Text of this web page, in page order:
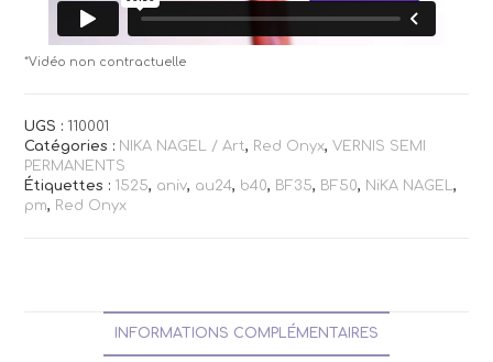
*Vidéo non contractuelle
UGS : 110001
Catégories : NIKA NAGEL / Art, Red Onyx,VERNIS SEMI
PERMANENTS
Étiquettes : 1525, aniv, au24, b40, BF35, BF50, NiKA NAGEL,
pm, Red Onyx
INFORMATIONS COMPLÉMENTAIRES